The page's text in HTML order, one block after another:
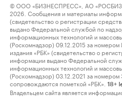
© ООО «БИЗНЕСПРЕСС», АО
2026. Сообщения и материалы
(свидетельство о регистрации
выдано Федеральной службой по
информационных технологий и
(Роскомнадзор) 09.12.2015 за
издания «РБК» (свидетельство о
информации выдано Федеральной
информационных технологий и
(Роскомнадзор) 03.12.2021 за
сопровождаются пометкой «РБК».
18+
Владельцем сайта является